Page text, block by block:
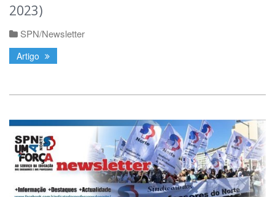
2023)
SPN/Newsletter
Artigo